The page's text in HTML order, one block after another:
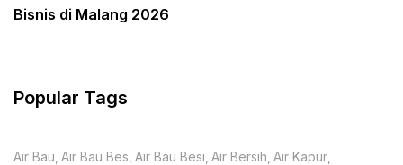
Bisnis di Malang 2026
Popular Tags
Air Bau Air Bau Bes Air Bau Besi Air Bersih Air Kapur